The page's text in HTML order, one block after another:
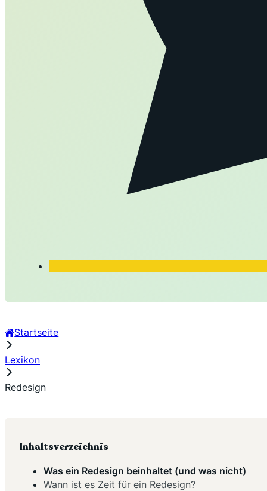
Startseite
Lexikon
Redesign
Inhaltsverzeichnis
Was ein Redesign beinhaltet (und was nicht)
Wann ist es Zeit für ein Redesign?